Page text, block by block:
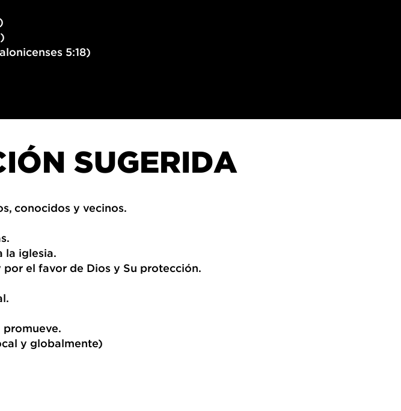
5:18)
SUGERIDA
conocidos y vecinos.
la iglesia.
el favor de Dios y Su protección.
promueve.
y globalmente)